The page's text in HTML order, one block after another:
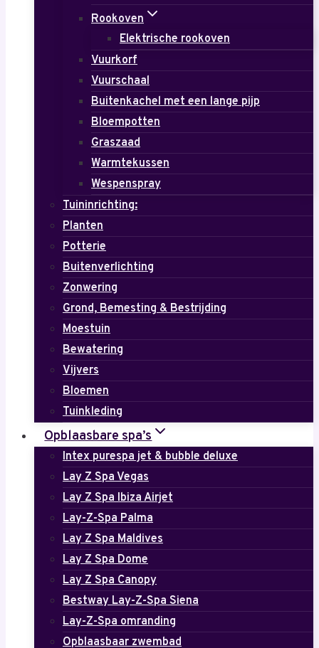
Rookoven
Elektrische rookoven
Vuurkorf
Vuurschaal
Buitenkachel met een lange pijp
Bloempotten
Graszaad
Warmtekussen
Wespenspray
Tuininrichting:
Planten
Potterie
Buitenverlichting
Zonwering
Grond, Bemesting & Bestrijding
Moestuin
Bewatering
Vijvers
Bloemen
Tuinkleding
Opblaasbare spa’s
Intex purespa jet & bubble deluxe
Lay Z Spa Vegas
Lay Z Spa Ibiza Airjet
Lay-Z-Spa Palma
Lay Z Spa Maldives
Lay Z Spa Dome
Lay Z Spa Canopy
Bestway Lay-Z-Spa Siena
Lay-Z-Spa omranding
Opblaasbaar zwembad